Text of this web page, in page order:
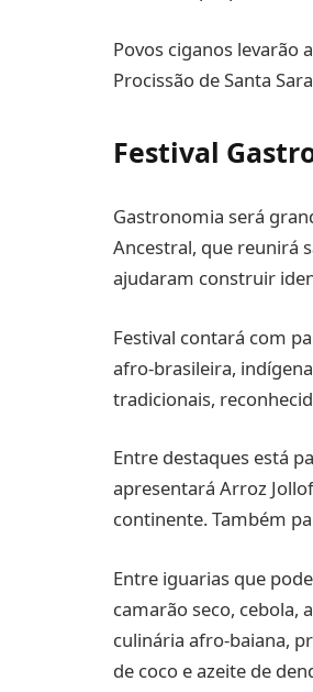
Povos ciganos levarão
Procissão de Santa
Festival
Gastronomia será
Ancestral, que reunirá
ajudaram construir
Festival contará com
afro-brasileira,
tradicionais,
Entre destaques está
apresentará Arroz
continente. Também
Entre iguarias que
camarão seco, cebola,
culinária afro-baiana,
de coco e azeite de